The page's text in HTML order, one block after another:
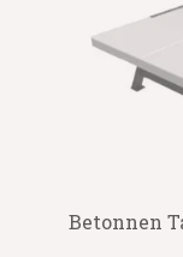
Betonnen